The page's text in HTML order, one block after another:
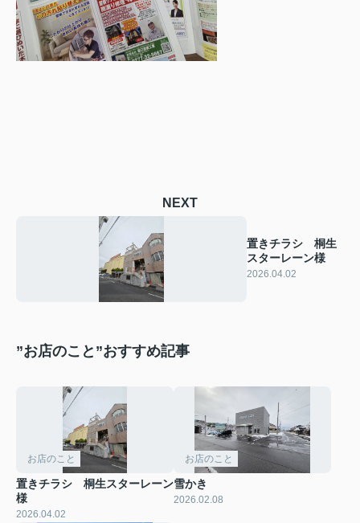
NEXT
置きチラシ 桐生
スターレーン様
2026.04.02
”お店のこと”おすすめ記事
お店のこと
置きチラシ 桐生スターレーン
様
2026.04.02
お店のこと
雪かき
2026.02.08